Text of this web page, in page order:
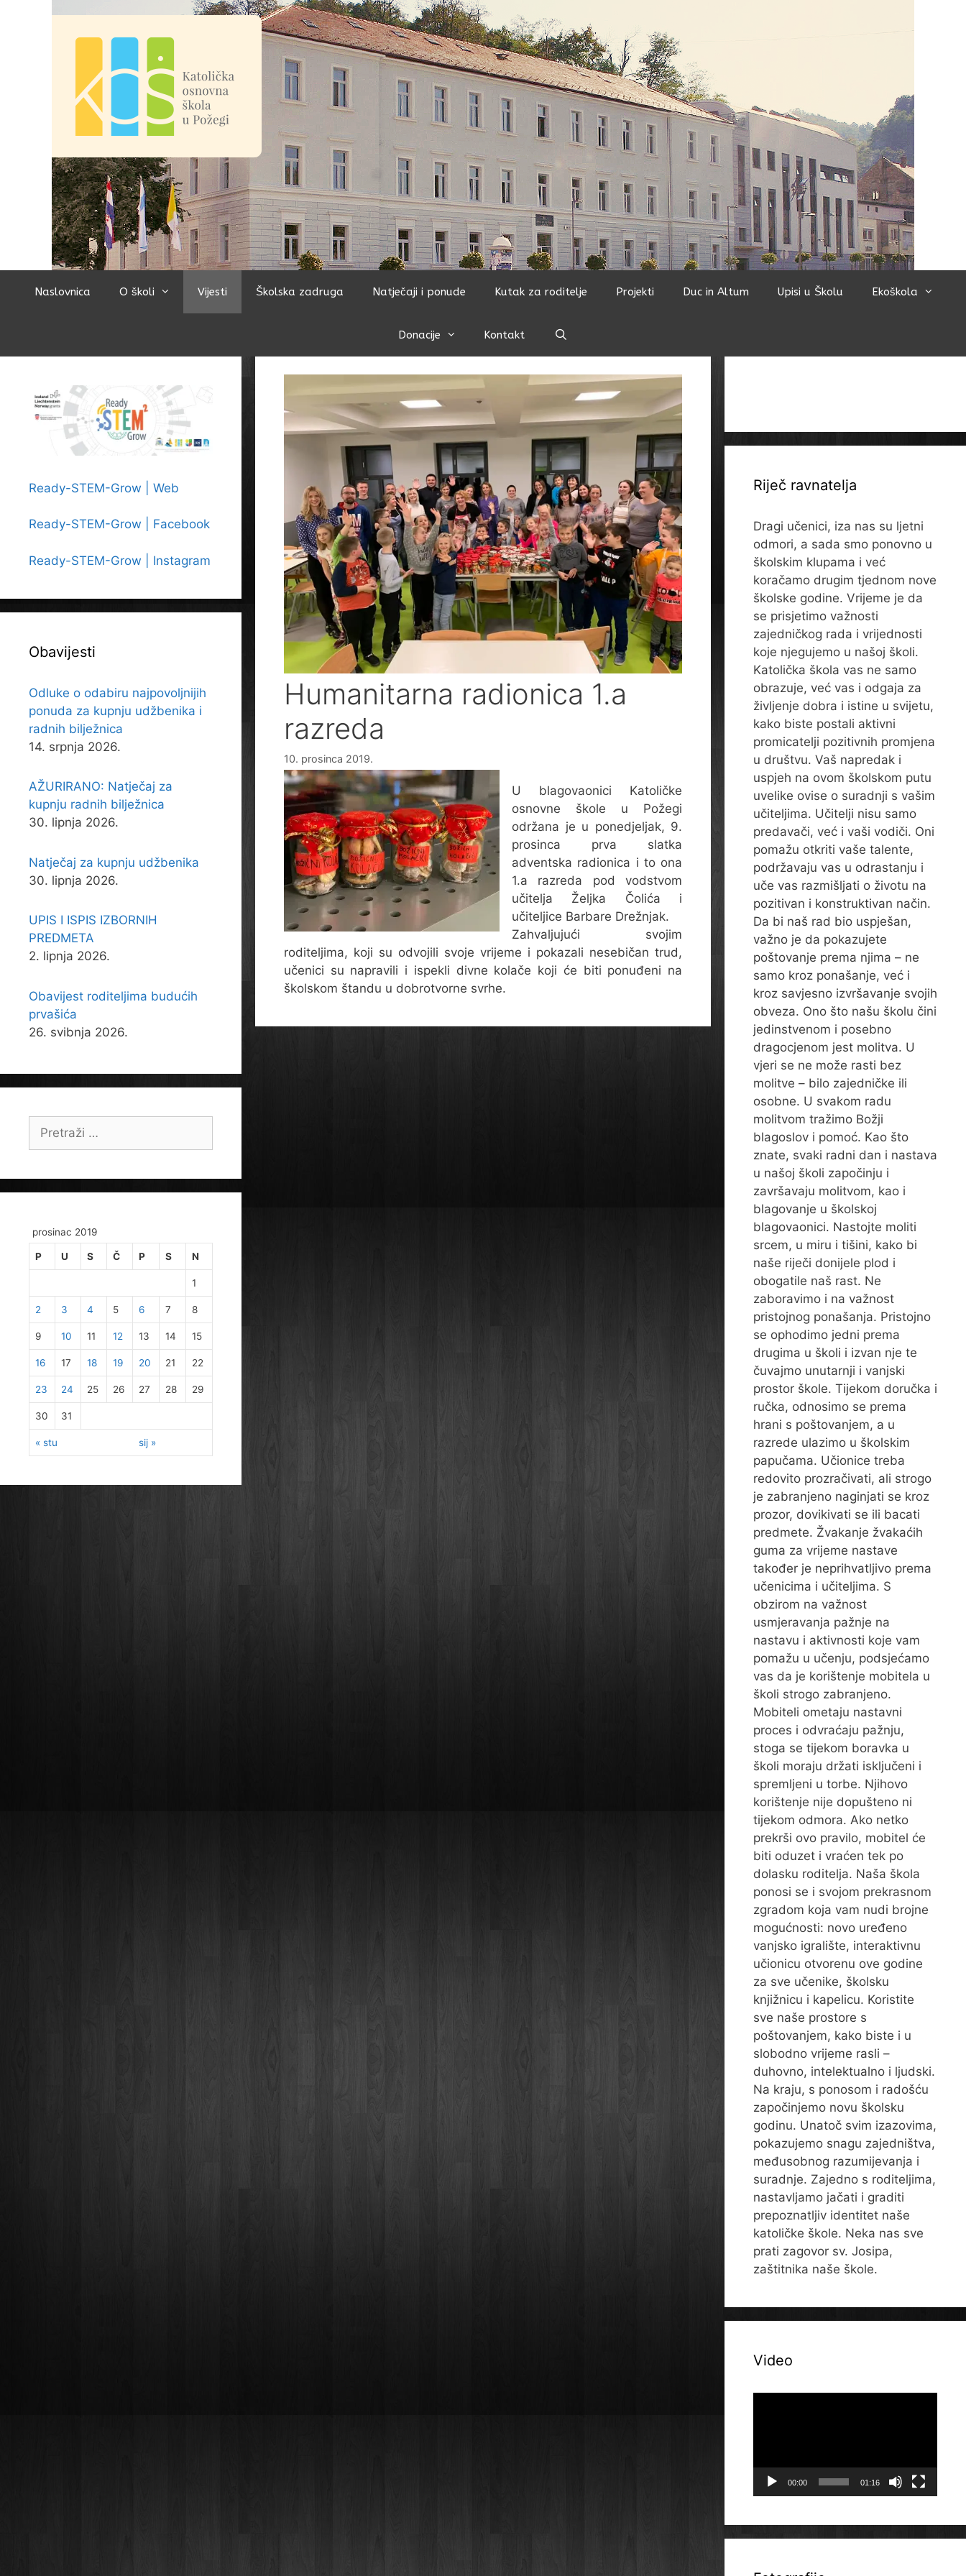
Naslovnica O školi Vijesti Školska zadruga Natječaji i ponude Kutak za roditelje Projekti Duc in Altum Upisi u Školu Ekoškola
Donacije Kontakt
Humanitarna radionica 1.a
razreda
10. prosinca 2019.
U blagovaonici Katoličke
osnovne škole u Požegi
održana je u ponedjeljak, 9.
prosinca prva slatka
adventska radionica i to ona
1.a razreda pod vodstvom
učitelja Željka Čolića i
učiteljice Barbare Drežnjak.
Zahvaljujući svojim
roditeljima, koji su odvojili svoje vrijeme i pokazali nesebičan trud,
učenici su napravili i ispekli divne kolače koji će biti ponuđeni na
školskom štandu u dobrotvorne svrhe.
Ready-STEM-Grow | Web
Ready-STEM-Grow | Facebook
Ready-STEM-Grow | Instagram
Obavijesti
Odluke o odabiru najpovoljnijih
ponuda za kupnju udžbenika i
radnih bilježnica
14. srpnja 2026.
AŽURIRANO: Natječaj za
kupnju radnih bilježnica
30. lipnja 2026.
Natječaj za kupnju udžbenika
30. lipnja 2026.
UPIS I ISPIS IZBORNIH
PREDMETA
2. lipnja 2026.
Obavijest roditeljima budućih
prvašića
26. svibnja 2026.
prosinac 2019
P U S Č P S N
« stu sij »
1
2 3 4 5 6 7 8
9 10 11 12 13 14 15
16 17 18 19 20 21 22
23 24 25 26 27 28 29
30 31
Riječ ravnatelja
Dragi učenici, iza nas su ljetni
odmori, a sada smo ponovno u
školskim klupama i već
koračamo drugim tjednom nove
školske godine. Vrijeme je da
se prisjetimo važnosti
zajedničkog rada i vrijednosti
koje njegujemo u našoj školi.
Katolička škola vas ne samo
obrazuje, već vas i odgaja za
življenje dobra i istine u svijetu,
kako biste postali aktivni
promicatelji pozitivnih promjena
u društvu. Vaš napredak i
uspjeh na ovom školskom putu
uvelike ovise o suradnji s vašim
učiteljima. Učitelji nisu samo
predavači, već i vaši vodiči. Oni
pomažu otkriti vaše talente,
podržavaju vas u odrastanju i
uče vas razmišljati o životu na
pozitivan i konstruktivan način.
Da bi naš rad bio uspješan,
važno je da pokazujete
poštovanje prema njima – ne
samo kroz ponašanje, već i
kroz savjesno izvršavanje svojih
obveza. Ono što našu školu čini
jedinstvenom i posebno
dragocjenom jest molitva. U
vjeri se ne može rasti bez
molitve – bilo zajedničke ili
osobne. U svakom radu
molitvom tražimo Božji
blagoslov i pomoć. Kao što
znate, svaki radni dan i nastava
u našoj školi započinju i
završavaju molitvom, kao i
blagovanje u školskoj
blagovaonici. Nastojte moliti
srcem, u miru i tišini, kako bi
naše riječi donijele plod i
obogatile naš rast. Ne
zaboravimo i na važnost
pristojnog ponašanja. Pristojno
se ophodimo jedni prema
drugima u školi i izvan nje te
čuvajmo unutarnji i vanjski
prostor škole. Tijekom doručka i
ručka, odnosimo se prema
hrani s poštovanjem, a u
razrede ulazimo u školskim
papučama. Učionice treba
redovito prozračivati, ali strogo
je zabranjeno naginjati se kroz
prozor, dovikivati se ili bacati
predmete. Žvakanje žvakaćih
guma za vrijeme nastave
također je neprihvatljivo prema
učenicima i učiteljima. S
obzirom na važnost
usmjeravanja pažnje na
nastavu i aktivnosti koje vam
pomažu u učenju, podsjećamo
vas da je korištenje mobitela u
školi strogo zabranjeno.
Mobiteli ometaju nastavni
proces i odvraćaju pažnju,
stoga se tijekom boravka u
školi moraju držati isključeni i
spremljeni u torbe. Njihovo
korištenje nije dopušteno ni
tijekom odmora. Ako netko
prekrši ovo pravilo, mobitel će
biti oduzet i vraćen tek po
dolasku roditelja. Naša škola
ponosi se i svojom prekrasnom
zgradom koja vam nudi brojne
mogućnosti: novo uređeno
vanjsko igralište, interaktivnu
učionicu otvorenu ove godine
za sve učenike, školsku
knjižnicu i kapelicu. Koristite
sve naše prostore s
poštovanjem, kako biste i u
slobodno vrijeme rasli –
duhovno, intelektualno i ljudski.
Na kraju, s ponosom i radošću
započinjemo novu školsku
godinu. Unatoč svim izazovima,
pokazujemo snagu zajedništva,
međusobnog razumijevanja i
suradnje. Zajedno s roditeljima,
nastavljamo jačati i graditi
prepoznatljiv identitet naše
katoličke škole. Neka nas sve
prati zagovor sv. Josipa,
zaštitnika naše škole.
Video
00:00 01:16